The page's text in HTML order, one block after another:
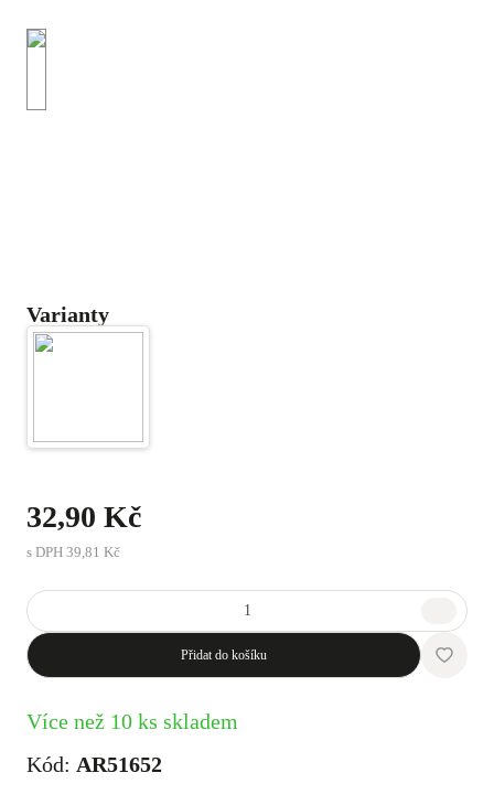
Varianty
32,90 Kč
s DPH 39,81 Kč
Přidat do košíku
Více než 10 ks skladem
Kód: AR51652